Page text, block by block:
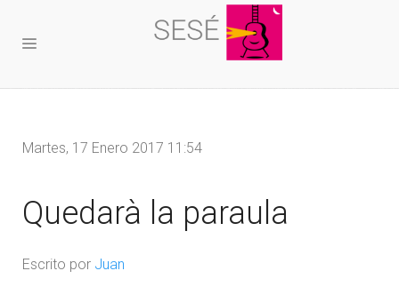
Martes, 17 Enero 2017 11:54
Quedarà la paraula
Escrito por Juan